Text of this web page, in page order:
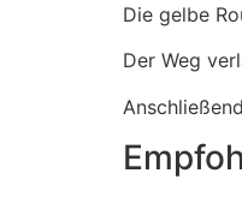
Die gelbe
Der Weg